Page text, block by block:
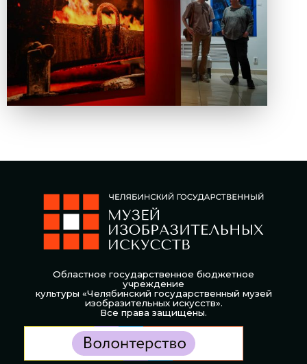
Областное государственное бюджетное
учреждение
культуры «Челябинский государственный музей
изобразительных искусств».
Все права защищены.